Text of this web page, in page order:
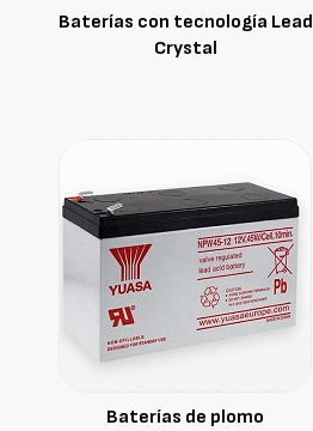
Baterías con tecnología Lead
Crystal
Baterías de plomo